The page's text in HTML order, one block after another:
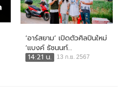
‘อาร์สยาม’ เปิดตัวศิลปินใหม่
‘แบงค์ ธัชนนท์...
14:21 น.
13 ก.ย. 2567